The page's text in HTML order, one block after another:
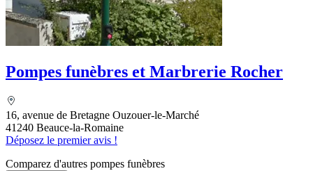
Pompes funèbres et Marbrerie Rocher
16, avenue de Bretagne Ouzouer-le-Marché
41240 Beauce-la-Romaine
Déposez le premier avis !
Comparez d'autres pompes funèbres